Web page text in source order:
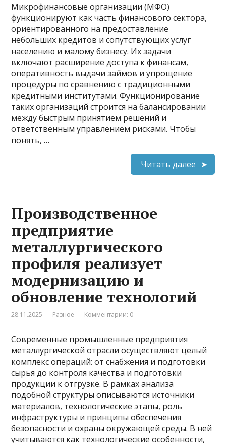
Микрофинансовые организации (МФО)
функционируют как часть финансового сектора,
ориентированного на предоставление
небольших кредитов и сопутствующих услуг
населению и малому бизнесу. Их задачи
включают расширение доступа к финансам,
оперативность выдачи займов и упрощение
процедуры по сравнению с традиционными
кредитными институтами. Функционирование
таких организаций строится на балансировании
между быстрым принятием решений и
ответственным управлением рисками. Чтобы
понять, …
Читать далее
Производственное
предприятие
металлургического
профиля реализует
модернизацию и
обновление технологий
28.11.2025 Разное Комментарии: 0
Современные промышленные предприятия
металлургической отрасли осуществляют целый
комплекс операций: от снабжения и подготовки
сырья до контроля качества и подготовки
продукции к отгрузке. В рамках анализа
подобной структуры описываются источники
материалов, технологические этапы, роль
инфраструктуры и принципы обеспечения
безопасности и охраны окружающей среды. В ней
учитываются как технологические особенности,